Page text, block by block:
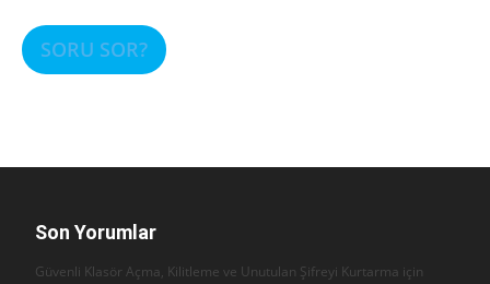
SORU SOR?
Son Yorumlar
Güvenli Klasör Açma, Kilitleme ve Unutulan Şifreyi Kurtarma için